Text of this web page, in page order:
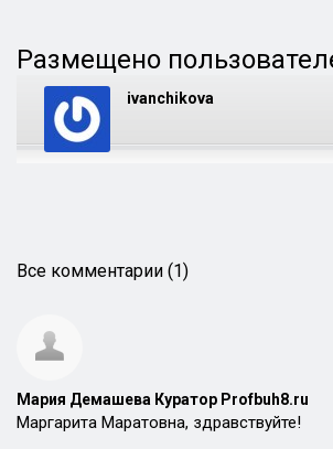
Размещено
ivanchikova
Все комментарии (1)
Мария Демашева Куратор Profbuh8.ru
Маргарита Маратовна, здравствуйте!